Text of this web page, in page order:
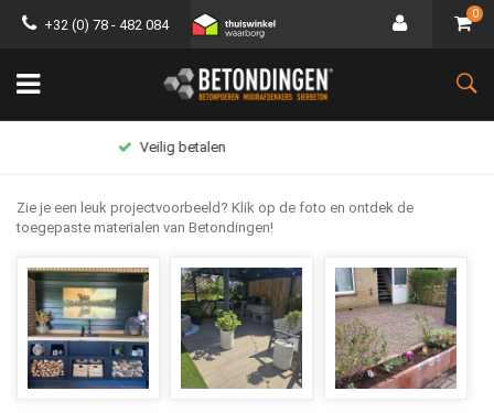
+32 (0) 78 - 482 084
0
Groot assortiment
Zie je een leuk projectvoorbeeld? Klik op de foto en ontdek de
toegepaste materialen van Betondingen!